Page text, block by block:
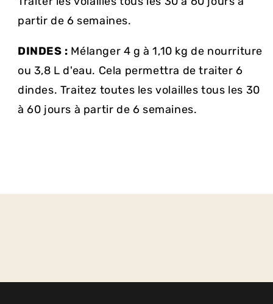
partir de 6 semaines.
DINDES : Mélanger 4 g à 1,10 kg de nourriture
ou 3,8 L d'eau. Cela permettra de traiter 6
dindes. Traitez toutes les volailles tous les 30
à 60 jours à partir de 6 semaines.